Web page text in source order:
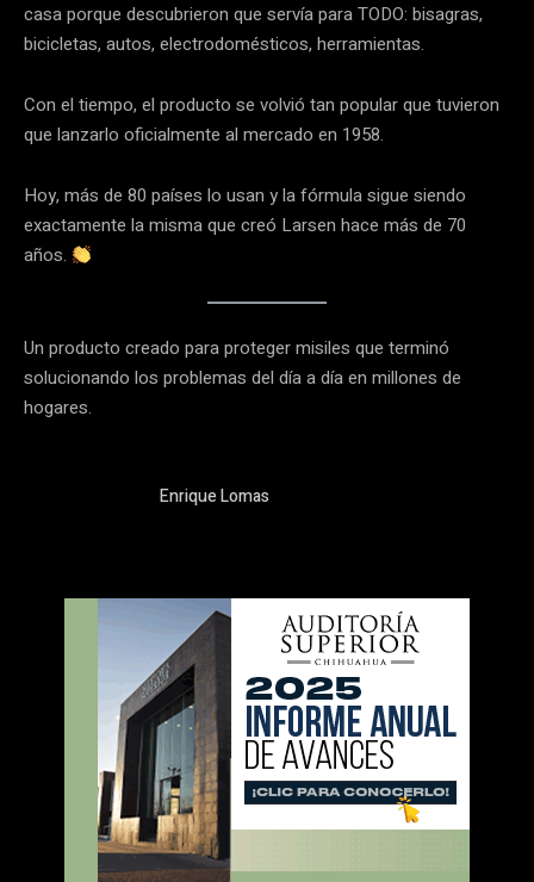
casa porque descubrieron que servía para TODO: bisagras,
bicicletas, autos, electrodomésticos, herramientas.
Con el tiempo, el producto se volvió tan popular que tuvieron
que lanzarlo oficialmente al mercado en 1958.
Hoy, más de 80 países lo usan y la fórmula sigue siendo
exactamente la misma que creó Larsen hace más de 70
años.
Un producto creado para proteger misiles que terminó
solucionando los problemas del día a día en millones de
hogares.
Enrique Lomas